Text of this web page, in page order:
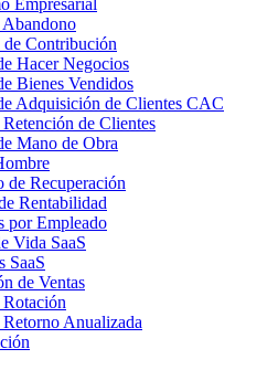
Abandono
Contribución
Hacer Negocios
Bienes Vendidos
Adquisición de Clientes CAC
de Clientes
Mano de Obra
de Recuperación
Rentabilidad
por Empleado
Vida SaaS
SaaS
de Ventas
Rotación
Anualizada